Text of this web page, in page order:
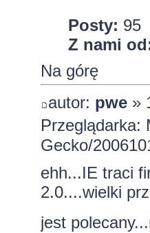
Posty: 95
Z nami
Na górę
autor: pwe»
Przeglądarka:
Gecko/
ehh...IE traci
2.0....wielki
jest